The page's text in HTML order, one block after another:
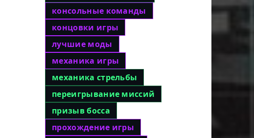
консольные команды
концовки игры
лучшие моды
механика игры
механика стрельбы
переигрывание миссий
призыв босса
прохождение игры